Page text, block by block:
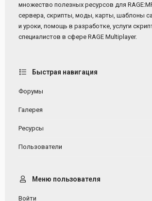
множество полезных ресурсов для
сервера, скрипты, моды, карты, шаблоны
и уроки, помощь в разработке, услуги
специалистов в сфере RAGE Multiplayer.
Быстрая навигация
Форумы
Галерея
Ресурсы
Пользователи
Меню пользователя
Войти